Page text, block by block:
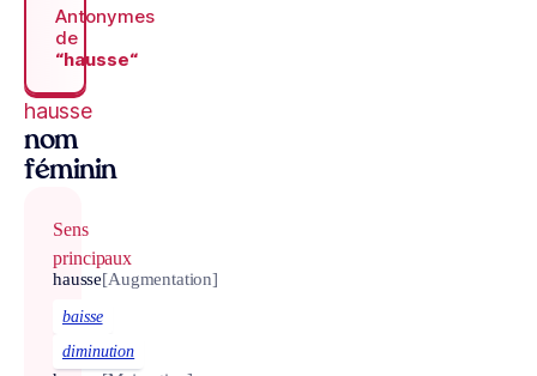
Antonymes
de
“hausse“
hausse
nom
féminin
Sens
principaux
hausse[Augmentation]
baisse
diminution